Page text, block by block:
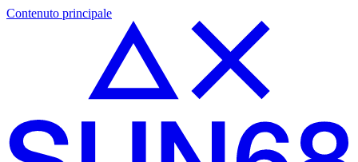
Contenuto principale